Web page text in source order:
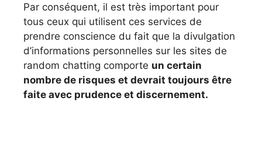
Par conséquent, il est très important pour
tous ceux qui utilisent ces services de
prendre conscience du fait que la divulgation
d’informations personnelles sur les sites de
random chatting comporte un certain
nombre de risques et devrait toujours être
faite avec prudence et discernement.